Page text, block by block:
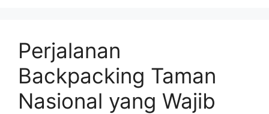
Perjalanan
Backpacking Taman
Nasional yang Wajib